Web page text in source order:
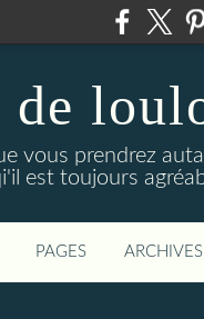
vous prendrez
est toujours
PAGES ARCHIVES